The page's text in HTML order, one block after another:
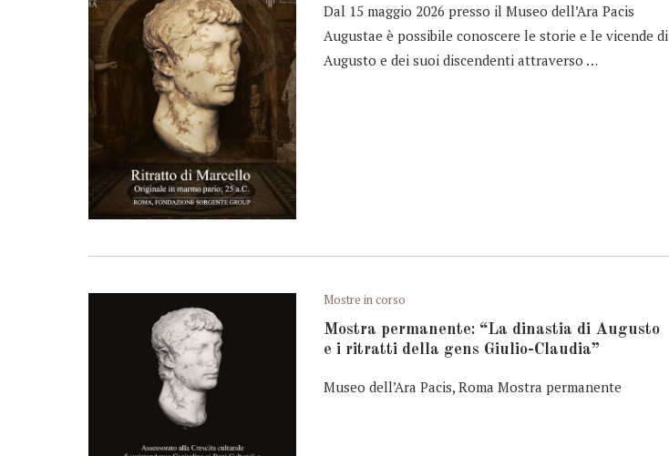
Dal 15 maggio 2026 presso il Museo dell’Ara Pacis
Augustae è possibile conoscere le storie e le vicende di
Augusto e dei suoi discendenti attraverso …
Mostre in corso
Mostra permanente: “La dinastia di Augusto
e i ritratti della gens Giulio-Claudia”
Museo dell’Ara Pacis, Roma Mostra permanente